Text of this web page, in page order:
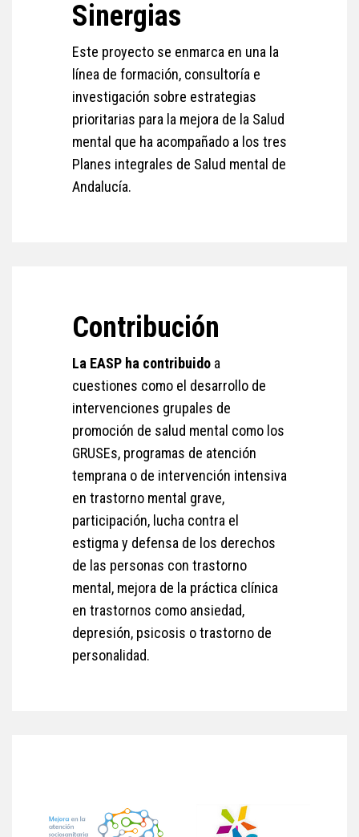
Sinergias
Este proyecto se enmarca en una la
línea de formación, consultoría e
investigación sobre estrategias
prioritarias para la mejora de la Salud
mental que ha acompañado a los tres
Planes integrales de Salud mental de
Andalucía.
Contribución
La EASP ha contribuido a
cuestiones como el desarrollo de
intervenciones grupales de
promoción de salud mental como los
GRUSEs, programas de atención
temprana o de intervención intensiva
en trastorno mental grave,
participación, lucha contra el
estigma y defensa de los derechos
de las personas con trastorno
mental, mejora de la práctica clínica
en trastornos como ansiedad,
depresión, psicosis o trastorno de
personalidad.